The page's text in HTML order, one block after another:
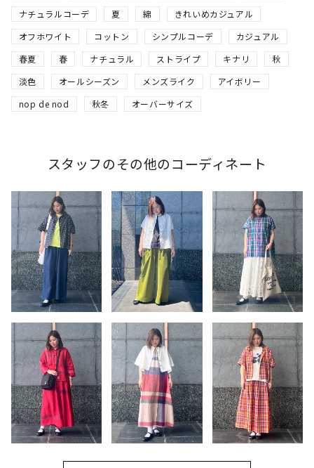
ナチュラルコーデ
夏 綿
きれいめカジュアル
オフホワイト
コットン シンプルコーデ
カジュアル
春夏
春 ナチュラル ストライプ キナリ
秋
淡色
オールシーズン メンズライク
アイボリー
nop de nod
秋冬 オーバーサイズ
スタッフのその他のコーディネート